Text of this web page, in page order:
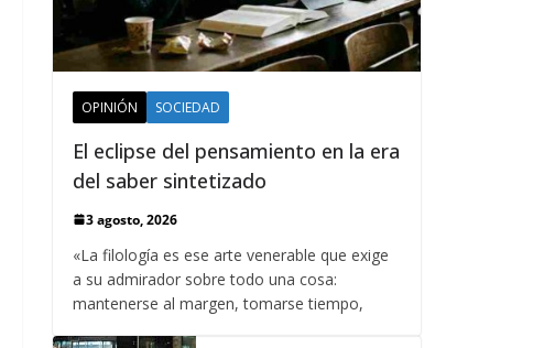
OPINIÓN SOCIEDAD
El eclipse del pensamiento en la era
del saber sintetizado
3 agosto, 2026
«La filología es ese arte venerable que exige
a su admirador sobre todo una cosa:
mantenerse al margen, tomarse tiempo,